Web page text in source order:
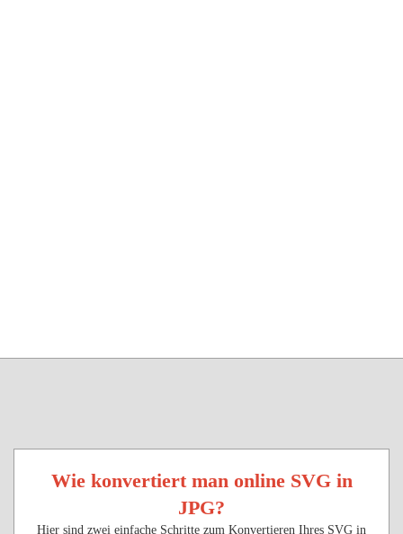
Wie konvertiert man online SVG in
JPG?
Hier sind zwei einfache Schritte zum Konvertieren Ihres SVG in